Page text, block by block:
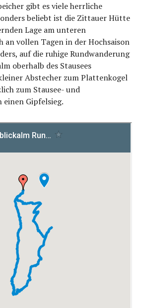
gibt es viele herrliche
beliebt ist die Zittauer Hütte
Lage am unteren
an vollen Tagen in der Hochsaison
auf die ruhige Rundwanderung
oberhalb des Stausees
Abstecher zum Plattenkogel
zum Stausee- und
einen Gipfelsieg.